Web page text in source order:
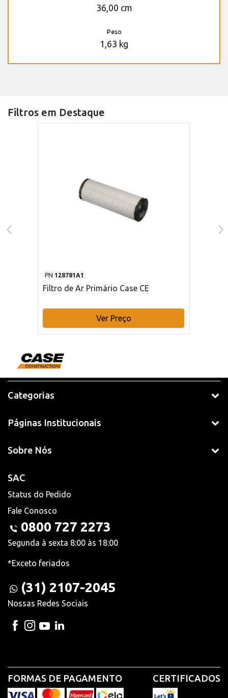
36,00 cm
Peso
1,63 kg
Filtros em Destaque
PN 128781A1
Filtro de Ar Primário Case CE
Ver Preço
Categorias
Páginas Institucionais
Sobre Nós
SAC
Status do Pedido
Fale Conosco
0800 727 2273
Segunda à sexta 8:00 às 18:00
*Exceto feriados
(31) 2107-2045
Nossas Redes Sociais
FORMAS DE PAGAMENTO CERTIFICADOS